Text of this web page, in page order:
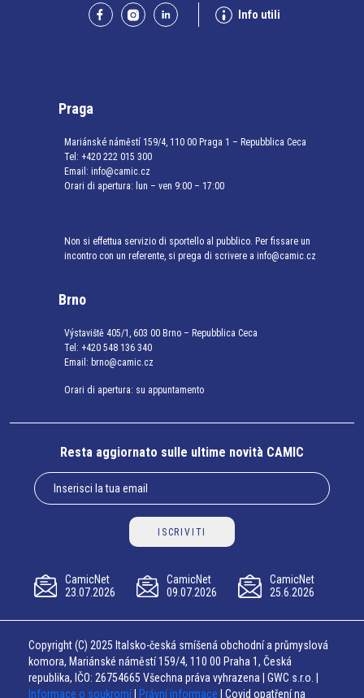
Info utili
Praga
Mariánské náměstí 159/4, 110 00 Praga 1 – Repubblica Ceca
Tel: +420 222 015 300
Email: info@camic.cz
Orari di apertura: lun – ven 9:00 – 17:00
Non si effettua servizio di sportello al pubblico. Per fissare un
incontro con un referente, si prega di scrivere a info@camic.cz
Brno
Výstaviště 405/1, 603 00 Brno – Repubblica Ceca
Tel: +420 548 136 340
Email: brno@camic.cz
Orari di apertura: su appuntamento
Resta aggiornato sulle ultime novità CAMIC
ISCRIVITI
CamicNet
23.07.2026
CamicNet
09.07.2026
CamicNet
25.6.2026
Copyright (C) 2025 Italsko-česká smíšená obchodní a průmyslová
komora, Mariánské náměstí 159/4, 110 00 Praha 1, Česká
republika, IČO: 26754665 Všechna práva vyhrazena | GWC s.r.o. |
Informace o soukromí
Právní informace | Covid opatření na